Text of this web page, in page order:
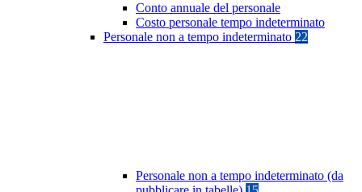
Conto annuale del personale
Costo personale tempo indeterminato
Personale non a tempo indeterminato 22
Personale non a tempo indeterminato (da